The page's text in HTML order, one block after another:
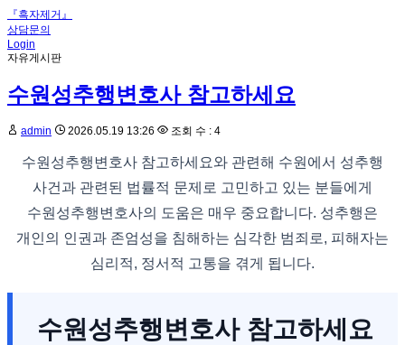
『흑자제거』
상담문의
Login
자유게시판
수원성추행변호사 참고하세요
admin 2026.05.19 13:26 조회 수 : 4
수원성추행변호사 참고하세요와 관련해 수원에서 성추행
사건과 관련된 법률적 문제로 고민하고 있는 분들에게
수원성추행변호사의 도움은 매우 중요합니다. 성추행은
개인의 인권과 존엄성을 침해하는 심각한 범죄로, 피해자는
심리적, 정서적 고통을 겪게 됩니다.
수원성추행변호사 참고하세요